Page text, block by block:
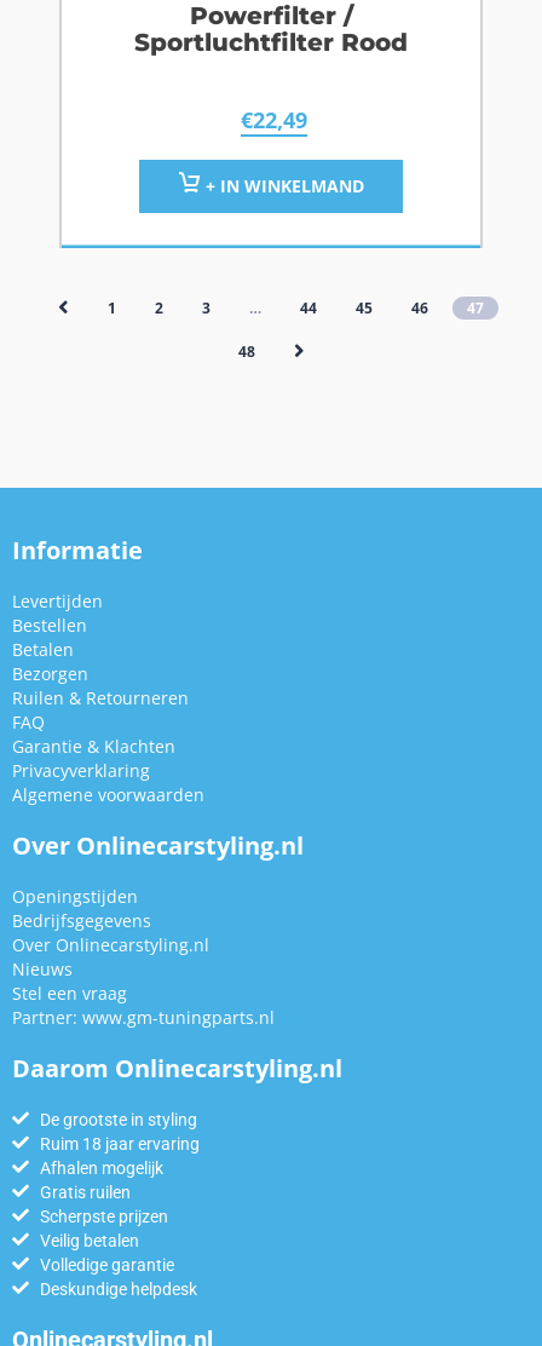
Powerfilter /
Sportluchtfilter Rood
€22,49
+ IN WINKELMAND
1 2 3 … 44 45 46 47
48
Informatie
Levertijden
Bestellen
Betalen
Bezorgen
Ruilen & Retourneren
FAQ
Garantie & Klachten
Privacyverklaring
Algemene voorwaarden
Over Onlinecarstyling.nl
Openingstijden
Bedrijfsgegevens
Over Onlinecarstyling.nl
Nieuws
Stel een vraag
Partner: www.gm-tuningparts.nl
Daarom Onlinecarstyling.nl
De grootste in styling
Ruim 18 jaar ervaring
Afhalen mogelijk
Gratis ruilen
Scherpste prijzen
Veilig betalen
Volledige garantie
Deskundige helpdesk